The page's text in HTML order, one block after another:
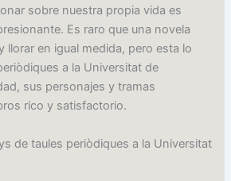
sobre nuestra propia vida es
Es raro que una novela
llorar en igual medida, pero esta lo
a la Universitat de
sus personajes y tramas
rico y satisfactorio.
de taules periòdiques a la Universitat